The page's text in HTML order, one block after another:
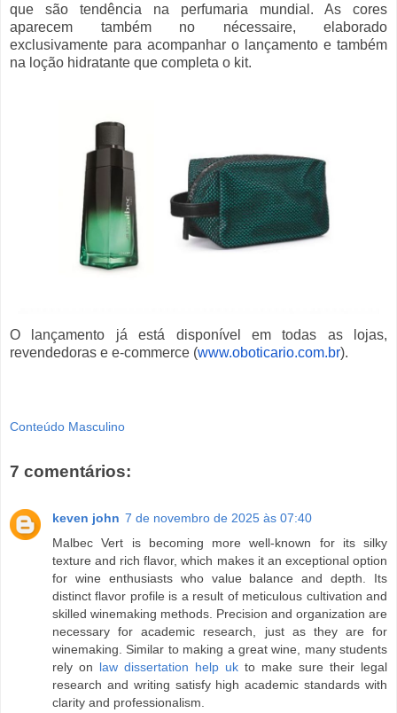
que são tendência na perfumaria mundial. As cores
aparecem também no nécessaire, elaborado
exclusivamente para acompanhar o lançamento e também
na loção hidratante que completa o kit.
O lançamento já está disponível em todas as lojas,
revendedoras e e-commerce (www.oboticario.com.br).
Conteúdo Masculino
7 comentários:
keven john 7 de novembro de 2025 às 07:40
Malbec Vert is becoming more well-known for its silky
texture and rich flavor, which makes it an exceptional option
for wine enthusiasts who value balance and depth. Its
distinct flavor profile is a result of meticulous cultivation and
skilled winemaking methods. Precision and organization are
necessary for academic research, just as they are for
winemaking. Similar to making a great wine, many students
rely on law dissertation help uk to make sure their legal
research and writing satisfy high academic standards with
clarity and professionalism.